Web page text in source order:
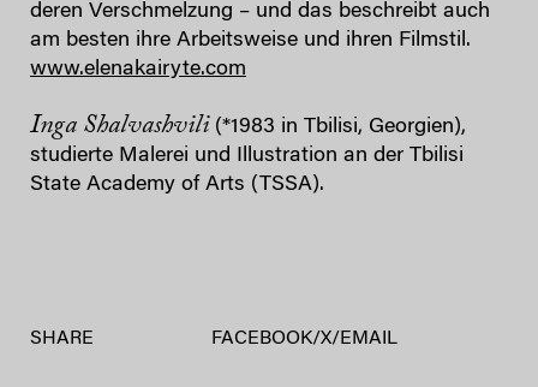
deren Verschmelzung – und das beschreibt auch
am besten ihre Arbeitsweise und ihren Filmstil.
www.elenakairyte.com
Inga Shalvashvili (*1983 in Tbilisi, Georgien),
studierte Malerei und Illustration an der Tbilisi
State Academy of Arts (TSSA).
SHARE FACEBOOK/X/ EMAIL